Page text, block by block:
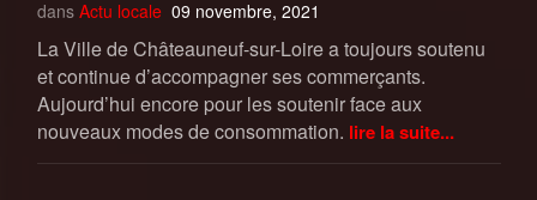
dans Actu locale 09 novembre, 2021
La Ville de Châteauneuf-sur-Loire a toujours soutenu
et continue d’accompagner ses commerçants.
Aujourd’hui encore pour les soutenir face aux
nouveaux modes de consommation. lire la suite...